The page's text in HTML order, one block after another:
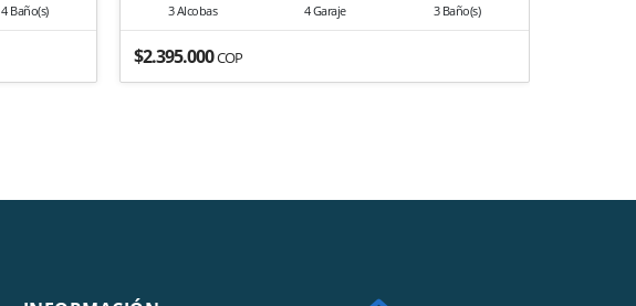
4 Baño(s) 3 Alcobas 4 Garaje 3 Baño(s)
$2.395.000COP